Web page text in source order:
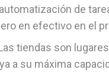
de
en efectivo en el
tiendas son
a su máxima